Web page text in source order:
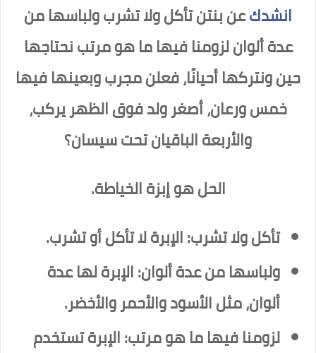
انشدكعن بنتن تأكل ولا تشرب ولباسها من
عدة ألوان لزومنا فيها ما هو مرتب نحتاجها
حين ونتركها أحيانًا، فعلن مجرب وبعينها فيها
خمس ورعان، أصغر ولد فوق الظهر يركب،
والأربعة الباقيان تحت سيسان؟
الحل هو إبزة الخياطة.
تأكل ولا تشرب: الإبرة لا تأكل أو تشرب.
ولباسها من عدة ألوان: الإبرة لها عدة
ألوان، مثل الأسود والأحمر والأخضر.
لزومنا فيها ما هو مرتب: الإبرة تستخدم